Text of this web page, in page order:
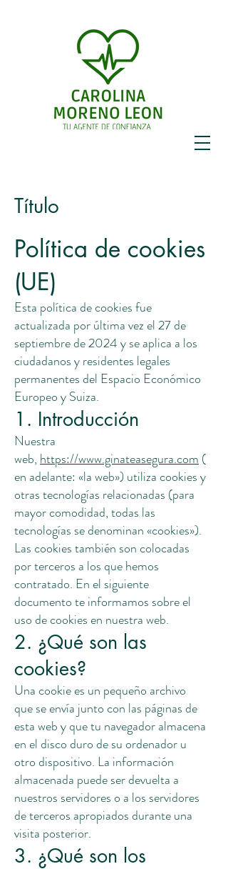
Título
Política de cookies
(UE)
Esta política de cookies fue
actualizada por última vez el 27 de
septiembre de 2024 y se aplica a los
ciudadanos y residentes legales
permanentes del Espacio Económico
Europeo y Suiza.
1. Introducción
Nuestra
web, https://www.ginateasegura.com (
en adelante: «la web») utiliza cookies y
otras tecnologías relacionadas (para
mayor comodidad, todas las
tecnologías se denominan «cookies»).
Las cookies también son colocadas
por terceros a los que hemos
contratado. En el siguiente
documento te informamos sobre el
uso de cookies en nuestra web.
2. ¿Qué son las
cookies?
Una cookie es un pequeño archivo
que se envía junto con las páginas de
esta web y que tu navegador almacena
en el disco duro de su ordenador u
otro dispositivo. La información
almacenada puede ser devuelta a
nuestros servidores o a los servidores
de terceros apropiados durante una
visita posterior.
3. ¿Qué son los